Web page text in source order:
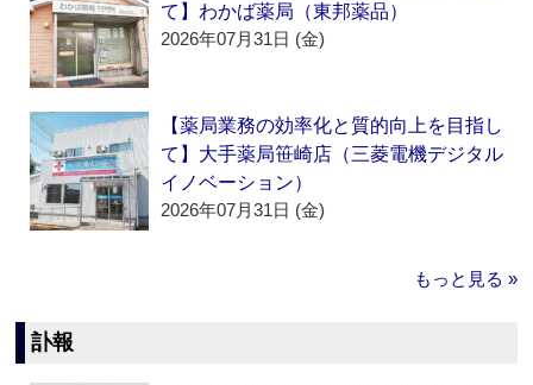
て】わかば薬局（東邦薬品）
2026年07月31日 (金)
【薬局業務の効率化と質的向上を目指し
て】大手薬局笹崎店（三菱電機デジタル
イノベーション）
2026年07月31日 (金)
もっと見る »
訃報